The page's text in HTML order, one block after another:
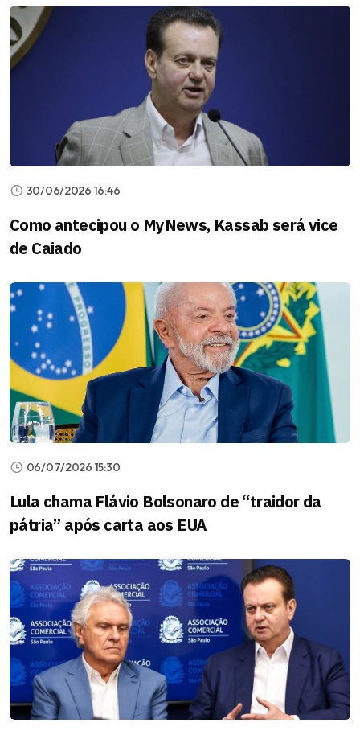
30/06/2026 16:46
Como antecipou o MyNews, Kassab será vice
de Caiado
06/07/2026 15:30
Lula chama Flávio Bolsonaro de “traidor da
pátria” após carta aos EUA